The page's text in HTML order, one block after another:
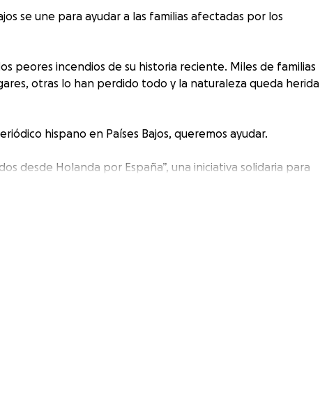
se une para ayudar a las familias afectadas por los
peores incendios de su historia reciente. Miles de familias
otras lo han perdido todo y la naturaleza queda herida
hispano en Países Bajos, queremos ayudar.
desde Holanda por España”, una iniciativa solidaria para
pueda apoyar a quienes hoy lo necesitan.
a campañas verificadas en GoFundMe y ONG